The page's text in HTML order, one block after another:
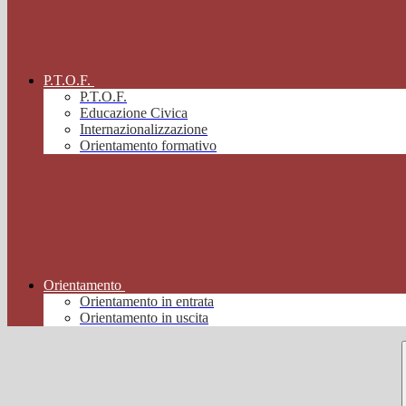
P.T.O.F.
P.T.O.F.
Educazione Civica
Internazionalizzazione
Orientamento formativo
Orientamento
Orientamento in entrata
Orientamento in uscita